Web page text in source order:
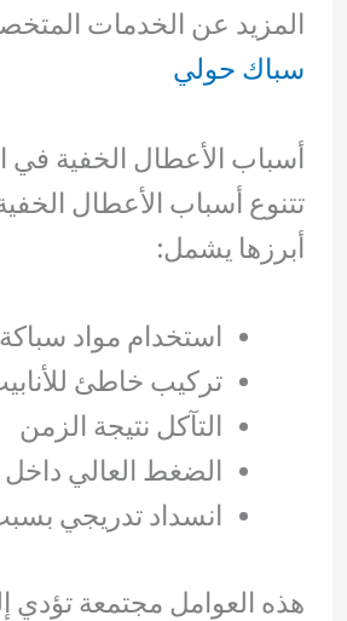
المزيد عن الخدمات
سباك حولي
أسباب الأعطال الخفية في
تتنوع أسباب الأعطال
أبرزها يشمل:
استخدام مواد
تركيب خاطئ
التآكل نتيجة الزمن
الضغط العالي داخل
انسداد تدريجي
هذه العوامل مجتمعة